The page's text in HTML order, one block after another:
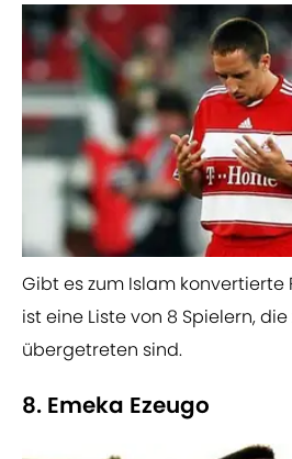
Gibt es zum Islam konvertierte
ist eine Liste von 8 Spielern,
übergetreten sind.
8. Emeka Ezeugo